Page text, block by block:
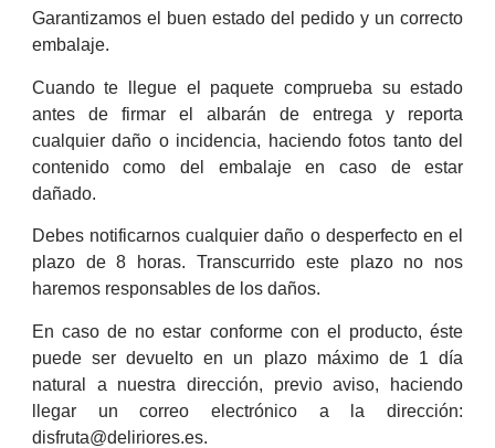
Garantizamos el buen estado del pedido y un correcto
embalaje.
Cuando te llegue el paquete comprueba su estado
antes de firmar el albarán de entrega y reporta
cualquier daño o incidencia, haciendo fotos tanto del
contenido como del embalaje en caso de estar
dañado.
Debes notificarnos cualquier daño o desperfecto en el
plazo de 8 horas. Transcurrido este plazo no nos
haremos responsables de los daños.
En caso de no estar conforme con el producto, éste
puede ser devuelto en un plazo máximo de 1 día
natural a nuestra dirección, previo aviso, haciendo
llegar un correo electrónico a la dirección:
disfruta@deliriores.es.